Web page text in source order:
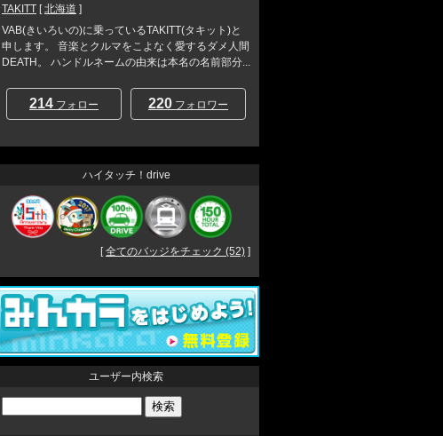
TAKITT [北海道 ]
VAB(きいろいの)に乗っているTAKITT(タキット)と
申します。 音楽とクルマをこよなく愛するダメ人間
DEATH。 ハンドルネームの由来は本名の名前部分...
214 フォロー 220 フォロワー
ハイタッチ！drive
[全てのバッジをチェック (52) ]
ユーザー内検索